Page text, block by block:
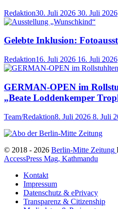
Redaktion30. Juli 2026 30. Juli 2026
Gelebte Inklusion:
Redaktion16. Juli 2026 16. Juli 2026
GERMAN-OPEN im
„Beate Loddenkemper
Team/Redaktion8. Juli 2026 8. Juli
© 2018 - 2026 Berlin-Mitte Zeitung
AccessPress Mag, Kathmandu
Kontakt
Impressum
Datenschutz & ePrivacy
Transparenz & Citizenship